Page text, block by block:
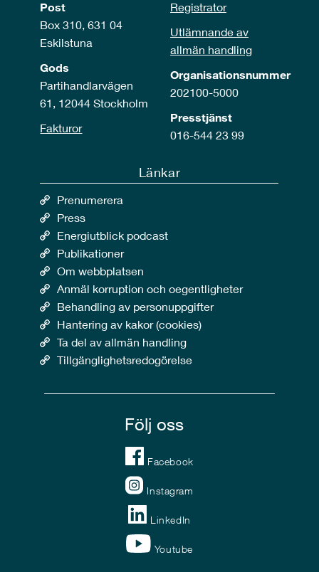
Post
Box 310, 631 04
Eskilstuna
Gods
Partihandlarvägen
61, 12044 Stockholm
Fakturor
Registrator
Utlämnande av
allmän handling
Organisationsnummer
202100-5000
Presstjänst
016-544 23 99
Länkar
Prenumerera
Press
Energiutblick podcast
Publikationer
Om webbplatsen
Anmäl korruption och oegentligheter
Behandling av personuppgifter
Hantering av kakor (cookies)
Ta del av allmän handling
Tillgänglighetsredogörelse
Följ oss
Facebook
Instagram
LinkedIn
Youtube